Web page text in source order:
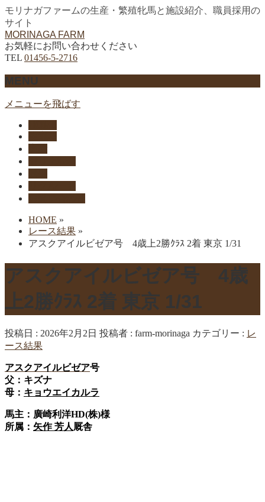
モリナガファームの生産・繁殖牝馬と施設紹介、職員採用の
サイト
MORINAGA FARM
お気軽にお問い合わせください
TEL 01456-5-2716
MENU
メニューを飛ばす
HOME »
レース結果 »
アスクアイルビゼア号 4歳上2勝ｸﾗｽ 2着 東京 1/31
アスクアイルビゼア号 4歳
上2勝ｸﾗｽ 2着 東京 1/31
投稿日 : 2026年2月2日 投稿者 : farm-morinaga カテゴリー : レ
ース結果
アスクアイルビゼア号
父：キズナ
母： キョウエイカルラ
馬主：廣崎利洋HD(株)様
所属： 矢作 芳人厩舎